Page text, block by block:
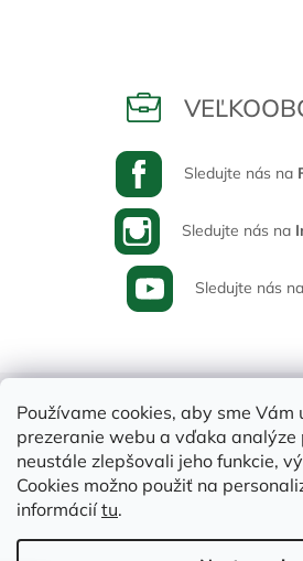
Používame cookies, aby sme Vám
prezeranie webu a vďaka
neustále zlepšovali jeho funkcie,
Cookies možno použiť na
informáciítu.
Sledujte nás na
Sledujte nás na
Sledujte nás na